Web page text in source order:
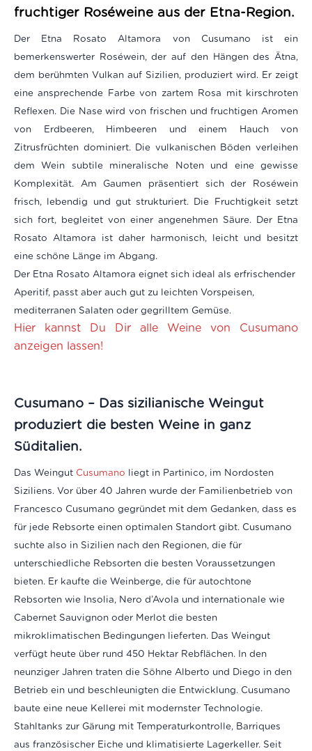
fruchtiger Roséweine aus der Etna-Region.
Der Etna Rosato Altamora von Cusumano ist ein
bemerkenswerter Roséwein, der auf den Hängen des Ätna,
dem berühmten Vulkan auf Sizilien, produziert wird. Er zeigt
eine ansprechende Farbe von zartem Rosa mit kirschroten
Reflexen. Die Nase wird von frischen und fruchtigen Aromen
von Erdbeeren, Himbeeren und einem Hauch von
Zitrusfrüchten dominiert. Die vulkanischen Böden verleihen
dem Wein subtile mineralische Noten und eine gewisse
Komplexität. Am Gaumen präsentiert sich der Roséwein
frisch, lebendig und gut strukturiert. Die Fruchtigkeit setzt
sich fort, begleitet von einer angenehmen Säure. Der Etna
Rosato Altamora ist daher harmonisch, leicht und besitzt
eine schöne Länge im Abgang.
Der Etna Rosato Altamora eignet sich ideal als erfrischender
Aperitif, passt aber auch gut zu leichten Vorspeisen,
mediterranen Salaten oder gegrilltem Gemüse.
Hier kannst Du Dir alle Weine von Cusumano
anzeigen lassen!
Cusumano – Das sizilianische Weingut
produziert die besten Weine in ganz
Süditalien.
Das Weingut Cusumano liegt in Partinico, im Nordosten
Siziliens. Vor über 40 Jahren wurde der Familienbetrieb von
Francesco Cusumano gegründet mit dem Gedanken, dass es
für jede Rebsorte einen optimalen Standort gibt. Cusumano
suchte also in Sizilien nach den Regionen, die für
unterschiedliche Rebsorten die besten Voraussetzungen
bieten. Er kaufte die Weinberge, die für autochtone
Rebsorten wie Insolia, Nero d’Avola und internationale wie
Cabernet Sauvignon oder Merlot die besten
mikroklimatischen Bedingungen lieferten. Das Weingut
verfügt heute über rund 450 Hektar Rebflächen. In den
neunziger Jahren traten die Söhne Alberto und Diego in den
Betrieb ein und beschleunigten die Entwicklung. Cusumano
baute eine neue Kellerei mit modernster Technologie.
Stahltanks zur Gärung mit Temperaturkontrolle, Barriques
aus französischer Eiche und klimatisierte Lagerkeller. Seit